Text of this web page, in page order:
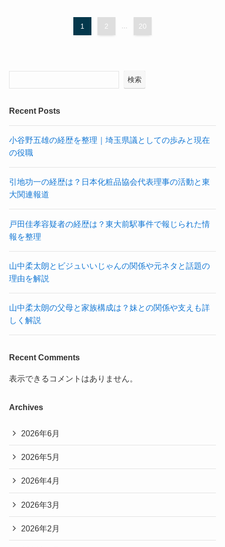
1 2 ... 20
検索
Recent Posts
小谷野五雄の経歴を整理｜埼玉県議としての歩みと現在
の役職
引地功一の経歴は？日本化粧品協会代表理事の活動と東
大関連報道
戸田佳孝容疑者の経歴は？東大前駅事件で報じられた情
報を整理
山中柔太朗とビジュいいじゃんの関係や元ネタと話題の
理由を解説
山中柔太朗の父母と家族構成は？妹との関係や支えも詳
しく解説
Recent Comments
表示できるコメントはありません。
Archives
2026年6月
2026年5月
2026年4月
2026年3月
2026年2月